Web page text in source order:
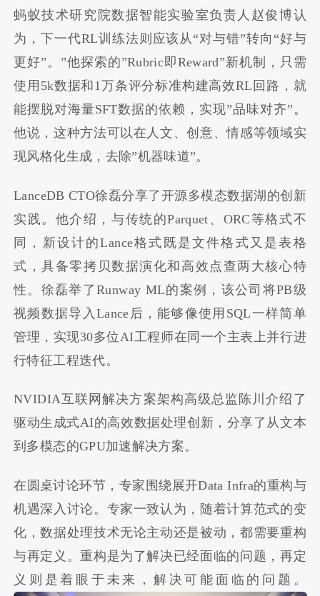
蚂蚁技术研究院数据智能实验室负责人赵俊博认
为，下一代RL训练法则应该从“对与错”转向“好与
更好”。”他探索的”Rubric即Reward”新机制，只需
使用5k数据和1万条评分标准构建高效RL回路，就
能摆脱对海量SFT数据的依赖，实现”品味对齐”。
他说，这种方法可以在人文、创意、情感等领域实
现风格化生成，去除”机器味道”。
LanceDB CTO徐磊分享了开源多模态数据湖的创新
实践。他介绍，与传统的Parquet、ORC等格式不
同，新设计的Lance格式既是文件格式又是表格
式，具备零拷贝数据演化和高效点查两大核心特
性。徐磊举了Runway ML的案例，该公司将PB级
视频数据导入Lance后，能够像使用SQL一样简单
管理，实现30多位AI工程师在同一个主表上并行进
行特征工程迭代。
NVIDIA互联网解决方案架构高级总监陈川介绍了
驱动生成式AI的高效数据处理创新，分享了从文本
到多模态的GPU加速解决方案。
在圆桌讨论环节，专家围绕展开Data Infra的重构与
机遇深入讨论。专家一致认为，随着计算范式的变
化，数据处理技术无论主动还是被动，都需要重构
与再定义。重构是为了解决已经面临的问题，再定
义则是着眼于未来，解决可能面临的问题。